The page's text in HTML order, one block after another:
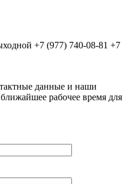
+7 (977) 740-08-81 +7
данные и наши
рабочее время для